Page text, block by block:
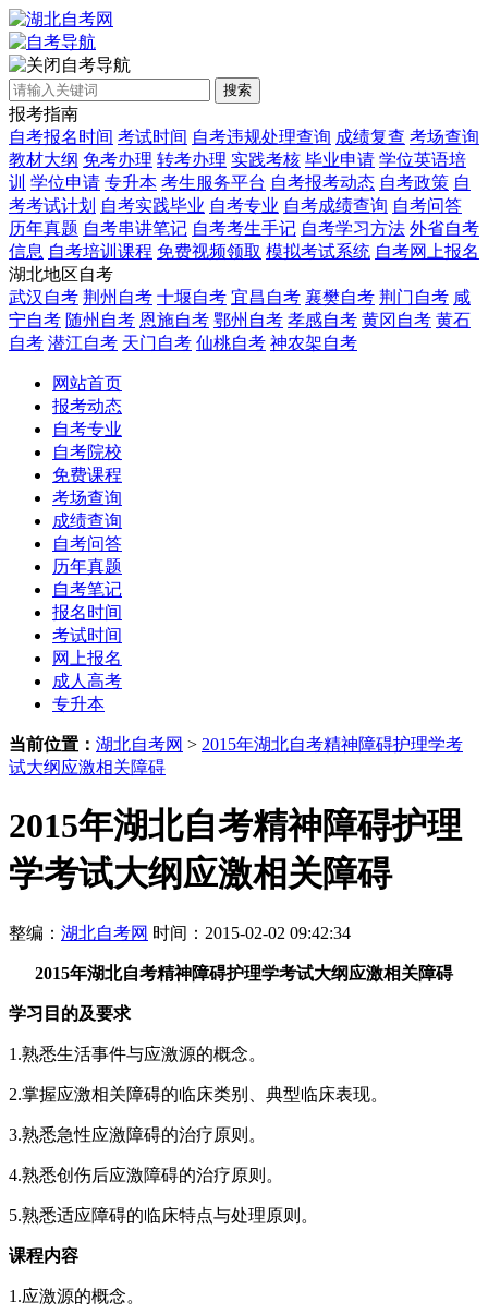
自考导航
搜索
报考指南
自考报名时间 考试时间 自考违规处理查询 成绩复查 考场查询
教材大纲 免考办理 转考办理 实践考核 毕业申请 学位英语培
训 学位申请 专升本 考生服务平台 自考报考动态 自考政策 自
考考试计划 自考实践毕业 自考专业 自考成绩查询 自考问答
历年真题 自考串讲笔记 自考考生手记 自考学习方法 外省自考
信息 自考培训课程 免费视频领取 模拟考试系统 自考网上报名
湖北地区自考
武汉自考 荆州自考 十堰自考 宜昌自考 襄樊自考 荆门自考 咸
宁自考 随州自考 恩施自考 鄂州自考 孝感自考 黄冈自考 黄石
自考 潜江自考 天门自考 仙桃自考 神农架自考
网站首页
报考动态
自考专业
自考院校
免费课程
考场查询
成绩查询
自考问答
历年真题
自考笔记
报名时间
考试时间
网上报名
成人高考
专升本
当前位置： 湖北自考网 > 2015年湖北自考精神障碍护理学考
试大纲应激相关障碍
2015年湖北自考精神障碍护理
学考试大纲应激相关障碍
整编： 湖北自考网 时间：2015-02-02 09:42:34
2015年湖北自考精神障碍护理学考试大纲应激相关障碍
学习目的及要求
1.熟悉生活事件与应激源的概念。
2.掌握应激相关障碍的临床类别、典型临床表现。
3.熟悉急性应激障碍的治疗原则。
4.熟悉创伤后应激障碍的治疗原则。
5.熟悉适应障碍的临床特点与处理原则。
课程内容
1.应激源的概念。